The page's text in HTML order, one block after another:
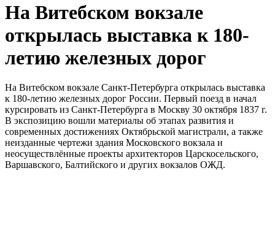
На Витебском вокзале
открылась выставка к 180-
летию железных дорог
На Витебском вокзале Санкт-Петербурга открылась выставка
к 180-летию железных дорог России. Первый поезд в начал
курсировать из Санкт-Петербурга в Москву 30 октября 1837 г.
В экспозицию вошли материалы об этапах развития и
современных достижениях Октябрьской магистрали, а также
неизданные чертежи здания Московского вокзала и
неосуществлённые проекты архитекторов Царскосельского,
Варшавского, Балтийского и других вокзалов ОЖД.